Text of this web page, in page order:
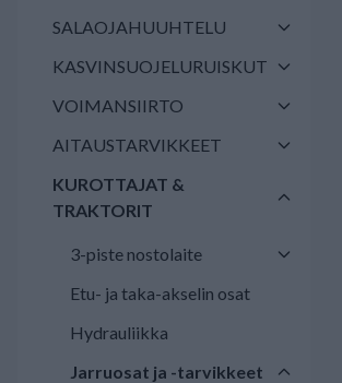
SALAOJAHUUHTELU
KASVINSUOJELURUISKUT
VOIMANSIIRTO
AITAUSTARVIKKEET
KUROTTAJAT &
TRAKTORIT
3-piste nostolaite
Etu- ja taka-akselin osat
Hydrauliikka
Jarruosat ja -tarvikkeet